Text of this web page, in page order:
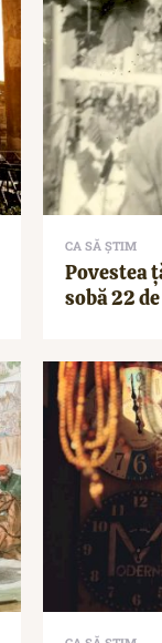
CA SĂ ȘTIM
Povestea
sobă 22